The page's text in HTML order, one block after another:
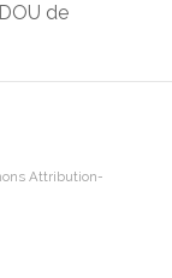
de
Attribution-